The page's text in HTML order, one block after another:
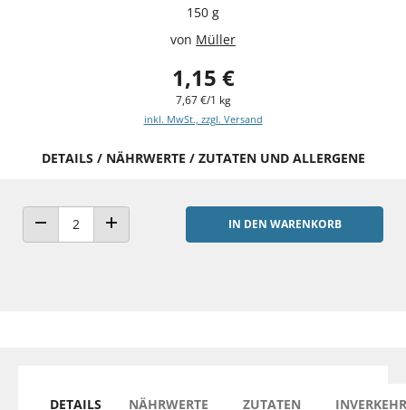
150 g
von Müller
1,15 €
7,67 €/1 kg
inkl. MwSt., zzgl. Versand
DETAILS / NÄHRWERTE / ZUTATEN UND ALLERGENE
ANZAHL VERRINGERNANZAHL ERHÖHEN
IN DEN WARENKORB
DETAILS NÄHRWERTE
ZUTATEN